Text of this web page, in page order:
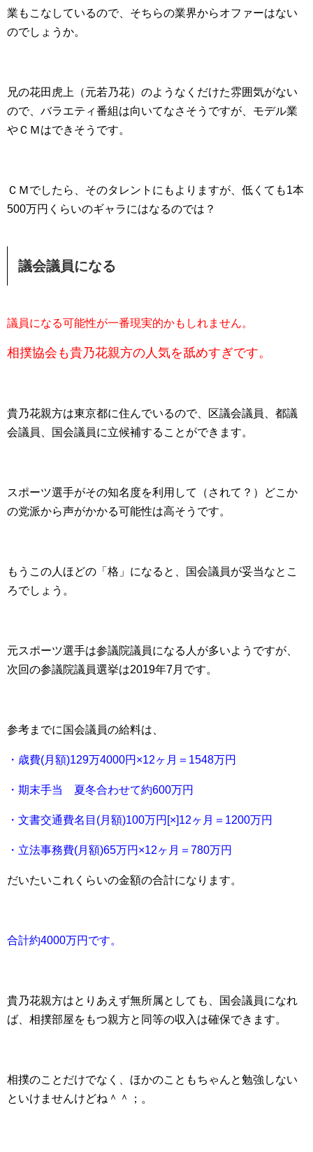
業もこなしているので、そちらの業界からオファーはない
のでしょうか。
兄の花田虎上（元若乃花）のようなくだけた雰囲気がない
ので、バラエティ番組は向いてなさそうですが、モデル業
やＣＭはできそうです。
ＣＭでしたら、そのタレントにもよりますが、低くても1本
500万円くらいのギャラにはなるのでは？
議会議員になる
議員になる可能性が一番現実的かもしれません。
相撲協会も貴乃花親方の人気を舐めすぎです。
貴乃花親方は東京都に住んでいるので、区議会議員、都議
会議員、国会議員に立候補することができます。
スポーツ選手がその知名度を利用して（されて？）どこか
の党派から声がかかる可能性は高そうです。
もうこの人ほどの「格」になると、国会議員が妥当なとこ
ろでしょう。
元スポーツ選手は参議院議員になる人が多いようですが、
次回の参議院議員選挙は2019年7月です。
参考までに国会議員の給料は、
・歳費(月額)129万4000円×12ヶ月＝1548万円
・期末手当 夏冬合わせて約600万円
・文書交通費名目(月額)100万円[×]12ヶ月＝1200万円
・立法事務費(月額)65万円×12ヶ月＝780万円
だいたいこれくらいの金額の合計になります。
合計約4000万円です。
貴乃花親方はとりあえず無所属としても、国会議員になれ
ば、相撲部屋をもつ親方と同等の収入は確保できます。
相撲のことだけでなく、ほかのこともちゃんと勉強しない
といけませんけどね＾＾；。